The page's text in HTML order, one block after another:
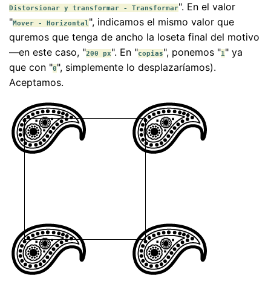
Distorsionar y transformar - Transformar". En el valor
"Mover - Horizontal", indicamos el mismo valor que
quremos que tenga de ancho la loseta final del motivo
—en este caso, "200 px". En "copias", ponemos "1" ya
que con "0", simplemente lo desplazaríamos).
Aceptamos.